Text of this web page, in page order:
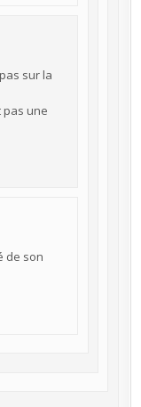
sur la
pas une
de son